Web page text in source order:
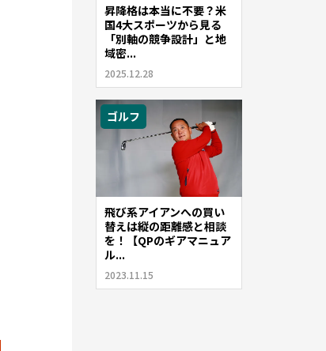
昇降格は本当に不要？米
国4大スポーツから見る
「別軸の競争設計」と地
域密...
2025.12.28
ゴルフ
飛び系アイアンへの買い
替えは縦の距離感と相談
を！【QPのギアマニュア
ル...
2023.11.15